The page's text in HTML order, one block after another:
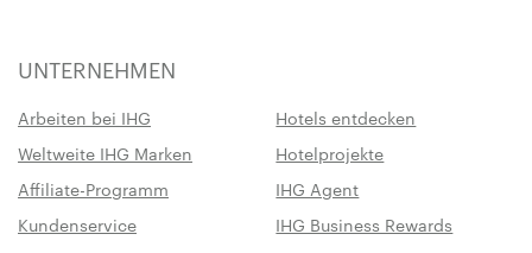
Weltweite IHG Marken
Hotelprojekte
Affiliate-Programm
IHG Agent
Kundenservice
IHG Business Rewards
Reisehinweise
IHG Army Hotels